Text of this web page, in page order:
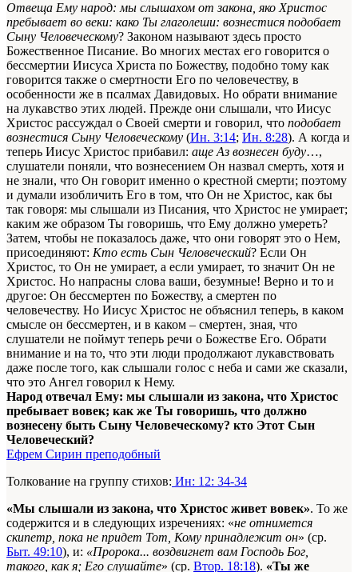
Отвеща Ему народ: мы слышахом от закона, яко Христос
пребывает во веки: како Ты глаголеши: вознестися подобает
Сыну Человеческому? Законом называют здесь просто
Божественное Писаниe. Во многих местах его говорится о
бессмертии Иисуса Христа по Божеству, подобно тому как
говорится также о смертности Его по человечеству, в
особенности же в псалмах Давидовых. Но обрати внимание
на лукавство этих людей. Прежде они слышали, что Иисус
Христос рассуждал о Своей смерти и говорил, что подобает
вознестися Сыну Человеческому (Ин. 3:14; Ин. 8:28). А когда и
теперь Иисус Христос прибавил: аще Аз вознесен буду…,
слушатели поняли, что вознесением Он назвал смерть, хотя и
не знали, что Он говорит именно о крестной смерти; поэтому
и думали изобличить Его в том, что Он не Христос, как бы
так говоря: мы слышали из Писания, что Христос не умирает;
каким же образом Ты говоришь, что Ему должно умереть?
Затем, чтобы не показалось даже, что они говорят это о Нем,
присоединяют: Кто есть Сын Человеческий? Если Он
Христос, то Он не умирает, а если умирает, то значит Он не
Христос. Но напрасны слова ваши, безумные! Верно и то и
другое: Он бессмертен по Божеству, а смертен по
человечеству. Но Иисус Христос не объяснил теперь, в каком
смысле он бессмертен, и в каком – смертен, зная, что
слушатели не поймут теперь речи о Божестве Его. Обрати
внимание и на то, что эти люди продолжают лукавствовать
даже после того, как слышали голос с неба и сами же сказали,
что это Ангел говорил к Нему.
Народ отвечал Ему: мы слышали из закона, что Христос
пребывает вовек; как же Ты говоришь, что должно
вознесену быть Сыну Человеческому? кто Этот Сын
Человеческий?
Ефрем Сирин преподобный
Толкование на группу стихов: Ин: 12: 34-34
«Мы слышали из закона, что Христос живет вовек». То же
содержится и в следующих изречениях: «не отнимется
скипетр, пока не придет Тот, Кому принадлежит он» (ср.
Быт. 49:10), и: «Пророка... воздвигнет вам Господь Бог,
такого, как я; Его слушайте» (ср. Втор. 18:18). «Ты же